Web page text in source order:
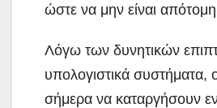
ώστε να μην είναι
Λόγω των δυνητικών
υπολογιστικά συστήματα,
σήμερα να καταργήσουν